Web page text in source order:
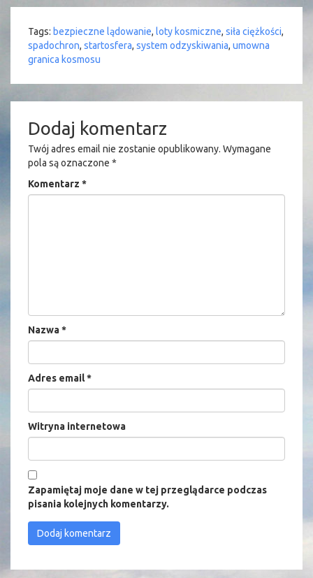
Tags: bezpieczne lądowanie, loty kosmiczne, siła ciężkości,
spadochron, startosfera, system odzyskiwania, umowna
granica kosmosu
Dodaj komentarz
Twój adres email nie zostanie opublikowany. Wymagane
pola są oznaczone *
Komentarz *
Nazwa*
Adres email*
Witryna internetowa
Zapamiętaj moje dane w tej przeglądarce podczas
pisania kolejnych komentarzy.